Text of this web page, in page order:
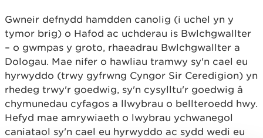
Gwneir defnydd hamdden canolig (i uchel yn y
tymor brig) o Hafod ac uchderau is Bwlchgwallter
– o gwmpas y groto, rhaeadrau Bwlchgwallter a
Dologau. Mae nifer o hawliau tramwy sy'n cael eu
hyrwyddo (trwy gyfrwng Cyngor Sir Ceredigion) yn
rhedeg trwy'r goedwig, sy'n cysylltu'r goedwig â
chymunedau cyfagos a llwybrau o bellteroedd hwy.
Hefyd mae amrywiaeth o lwybrau ychwanegol
caniataol sy'n cael eu hyrwyddo ac sydd wedi eu